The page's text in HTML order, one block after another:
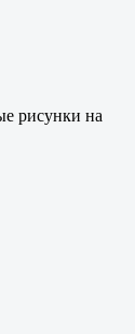
рисунки на